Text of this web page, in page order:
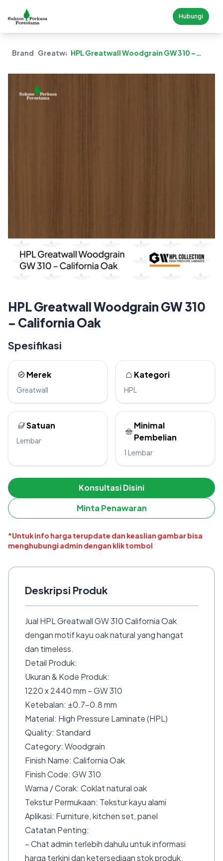
Hubungi
Brand GreatwallHPL Greatwall Woodgrain GW 310 –
HPL Greatwall Woodgrain GW 310
– California Oak
Spesifikasi
Merek
Greatwall
Kategori
HPL
Satuan
Lembar
Minimal
Pembelian
1 Lembar
Konsultasi Disini
Minta Penawaran
*Untuk info harga terupdate dan keaslian gambar bisa
menghubungi admin dengan klik tombol
Deskripsi Produk
Jual HPL Greatwall GW 310 California Oak
dengan motif kayu oak natural yang hangat
dan timeless.
Detail Produk:
Ukuran & Kode Produk:
1220 x 2440 mm – GW 310
Ketebalan: ±0.7–0.8 mm
Material: High Pressure Laminate (HPL)
Quality: Standard
Category: Woodgrain
Finish Name: California Oak
Finish Code: GW 310
Warna / Corak: Coklat natural oak
Tekstur Permukaan: Tekstur kayu alami
Aplikasi: Furniture, kitchen set, panel
Catatan Penting:
– Chat admin terlebih dahulu untuk informasi
harga terkini dan ketersediaan stok produk.